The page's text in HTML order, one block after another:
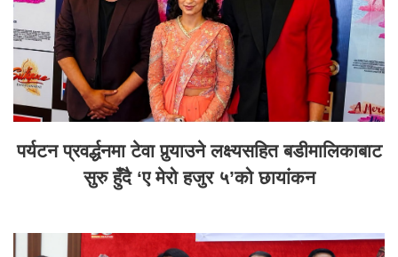
पर्यटन प्रवर्द्धनमा टेवा पुर्‍याउने लक्ष्यसहित बडीमालिकाबाट
सुरु हुँदै ‘ए मेरो हजुर ५’को छायांकन